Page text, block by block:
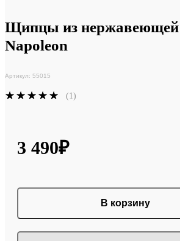
Щипцы из нержавеющей
Napoleon
Артикул: 55015
(1)
3 490₽
В корзину